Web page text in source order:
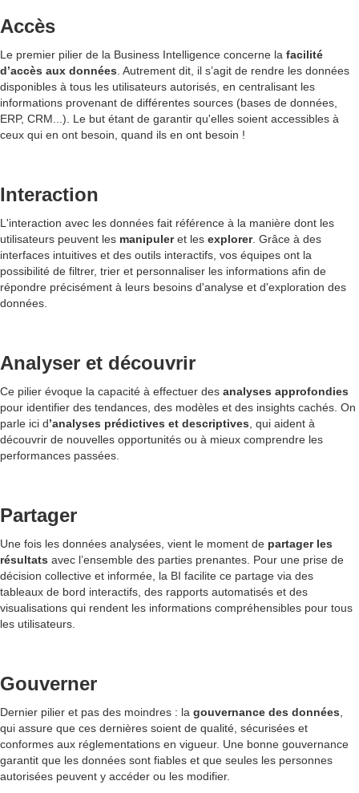
Accès
Le premier pilier de la Business Intelligence concerne la facilité
d’accès aux données . Autrement dit, il s’agit de rendre les données
disponibles à tous les utilisateurs autorisés, en centralisant les
informations provenant de différentes sources (bases de données,
ERP, CRM...). Le but étant de garantir qu'elles soient accessibles à
ceux qui en ont besoin, quand ils en ont besoin !
Interaction
L'interaction avec les données fait référence à la manière dont les
utilisateurs peuvent les manipuleret les explorer. Grâce à des
interfaces intuitives et des outils interactifs, vos équipes ont la
possibilité de filtrer, trier et personnaliser les informations afin de
répondre précisément à leurs besoins d'analyse et d'exploration des
données.
Analyser et découvrir
Ce pilier évoque la capacité à effectuer des analyses approfondies
pour identifier des tendances, des modèles et des insights cachés. On
parle ici d’analyses prédictives et descriptives , qui aident à
découvrir de nouvelles opportunités ou à mieux comprendre les
performances passées.
Partager
Une fois les données analysées, vient le moment de partager les
résultats avec l’ensemble des parties prenantes. Pour une prise de
décision collective et informée, la BI facilite ce partage via des
tableaux de bord interactifs, des rapports automatisés et des
visualisations qui rendent les informations compréhensibles pour tous
les utilisateurs.
Gouverner
Dernier pilier et pas des moindres : la gouvernance des données
qui assure que ces dernières soient de qualité, sécurisées et
conformes aux réglementations en vigueur. Une bonne gouvernance
garantit que les données sont fiables et que seules les personnes
autorisées peuvent y accéder ou les modifier.